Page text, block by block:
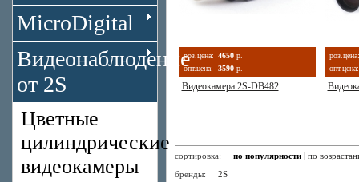
MicroDigital
Видеонаблюдение
от 2S
Цветные
цилиндрические
видеокамеры
роз.цена: 4650 р.
опт.цена:
3590 р.
Видеокамера 2S-DB482
роз.цена:
опт.цена:
сортировка: по популярности | по
бренды: 2S